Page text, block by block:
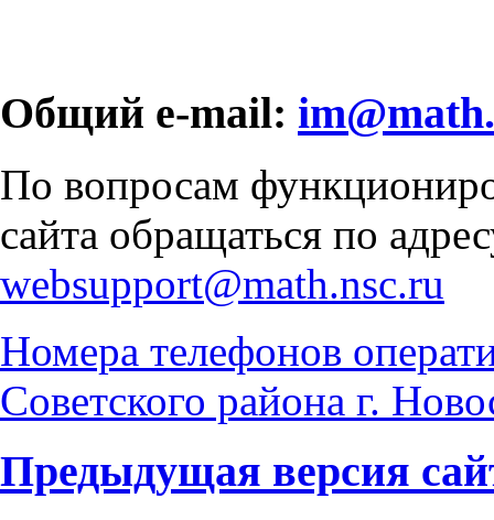
Общий e-mail:
По вопросам
сайта обращаться по
websupport@math.nsc.ru
Номера телефонов
Советского района г.
Предыдущая версия